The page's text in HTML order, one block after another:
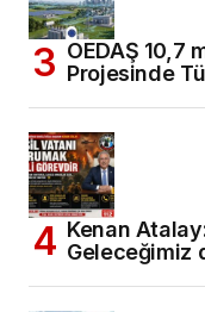
OEDAŞ 10,7
Projesinde
Kenan
Geleceğimiz